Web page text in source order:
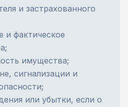
и застрахованного
и фактическое
имущества;
сигнализации и
или убытки, если о